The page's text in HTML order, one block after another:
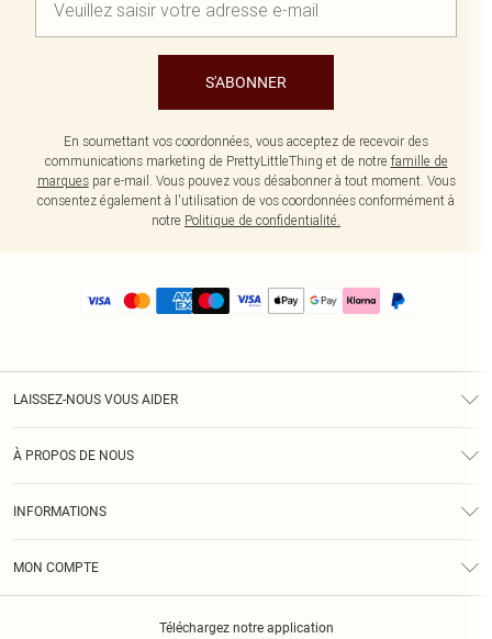
S'ABONNER
En soumettant vos coordonnées, vous acceptez de recevoir des
communications marketing de PrettyLittleThing et de notre famille de
marquespar e-mail. Vous pouvez vous désabonner à tout moment. Vous
consentez également à l'utilisation de vos coordonnées conformément à
notre Politique de confidentialité.
LAISSEZ-NOUS VOUS AIDER
À PROPOS DE NOUS
INFORMATIONS
MON COMPTE
Téléchargez notre application